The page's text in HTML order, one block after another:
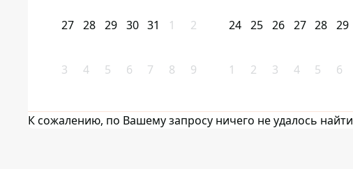
27 28 29 30 31 1 2
3 4 5 6 7 8 9
24 25 26 27 28 29
1 2 3 4 5 6
К сожалению, по Вашему запросу ничего не удалось найти